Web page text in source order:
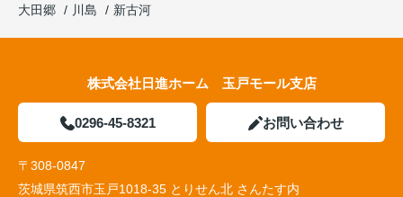
大田郷
川島 新古河
株式会社日進ホーム 玉戸モール支店
0296-45-8321 お問い合わせ
〒308-0847
茨城県筑西市玉戸1018-35 とりせん北 さんたす内